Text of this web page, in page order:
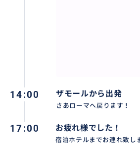
ショッピングに同乗アテンドしな
バイスなども時間内でさせていた
をより楽しみたい方にピッタリのサ
14:00 ザモールから出発
さあローマへ戻ります！
17:00 お疲れ様でした！
宿泊ホテルまでお連れ致し